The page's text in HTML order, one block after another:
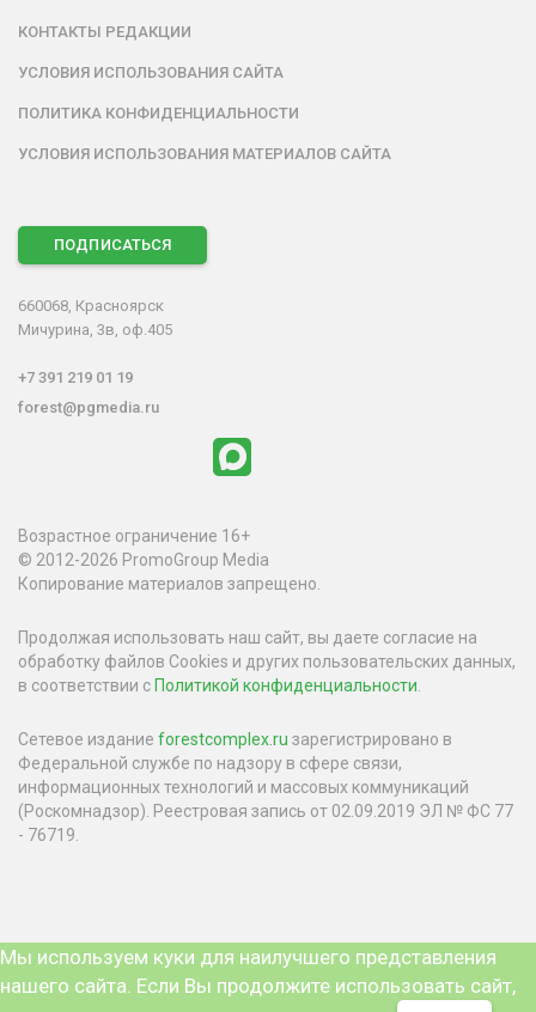
КОНТАКТЫ РЕДАКЦИИ
УСЛОВИЯ ИСПОЛЬЗОВАНИЯ САЙТА
ПОЛИТИКА КОНФИДЕНЦИАЛЬНОСТИ
УСЛОВИЯ ИСПОЛЬЗОВАНИЯ МАТЕРИАЛОВ САЙТА
ПОДПИСАТЬСЯ
660068, Красноярск
Мичурина, 3в, оф.405
+7 391 219 01 19
forest@pgmedia.ru
Возрастное ограничение 16+
© 2012-2026 PromoGroup Media
Копирование материалов запрещено.
Продолжая использовать наш сайт, вы даете согласие на
обработку файлов Cookies и других пользовательских данных,
в соответствии с Политикой конфиденциальности.
Сетевое издание forestcomplex.ru зарегистрировано в
Федеральной службе по надзору в сфере связи,
информационных технологий и массовых коммуникаций
(Роскомнадзор). Реестровая запись от 02.09.2019 ЭЛ № ФС 77
- 76719.
Мы используем куки для наилучшего представления
нашего сайта. Если Вы продолжите использовать сайт,